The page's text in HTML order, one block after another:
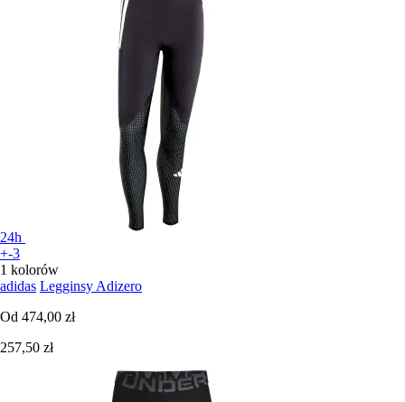
24h
+-3
1 kolorów
adidas Legginsy Adizero
Od 474,00 zł
257,50 zł